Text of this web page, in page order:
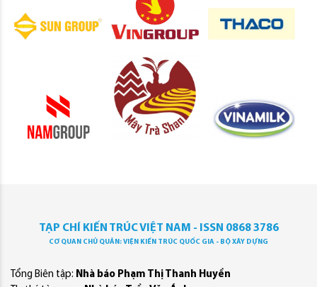
TẠP CHÍ KIẾN TRÚC VIỆT NAM - ISSN 0868 3786
CƠ QUAN CHỦ QUẢN: VIỆN KIẾN TRÚC QUỐC GIA - BỘ XÂY DỰNG
Tổng Biên tập: Nhà báo Phạm Thị Thanh Huyền